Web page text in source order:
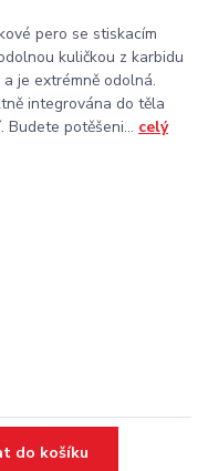
pero se stiskacím
kuličkou z karbidu
je extrémně odolná.
integrována do těla
Budete potěšeni... celý
do košíku